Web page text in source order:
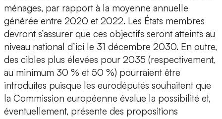
ménages, par rapport à la moyenne annuelle
générée entre 2020 et 2022. Les États membres
devront s’assurer que ces objectifs seront atteints au
niveau national d’ici le 31 décembre 2030. En outre,
des cibles plus élevées pour 2035 (respectivement,
au minimum 30 % et 50 %) pourraient être
introduites puisque les eurodéputés souhaitent que
la Commission européenne évalue la possibilité et,
éventuellement, présente des propositions